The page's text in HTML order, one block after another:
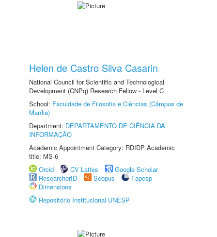
Helen de Castro Silva Casarin
National Council for Scientific and Technological
Development (CNPq) Research Fellow - Level C
School: Faculdade de Filosofia e Ciências (Câmpus de
Marília)
Department: DEPARTAMENTO DE CIÊNCIA DA
INFORMAÇÃO
Academic Appointment Category: RDIDP Academic
title: MS-6
Orcid
CV Lattes
Google Scholar
ResearcherID
Scopus
Fapesp
Dimensions
Repositório Institucional UNESP